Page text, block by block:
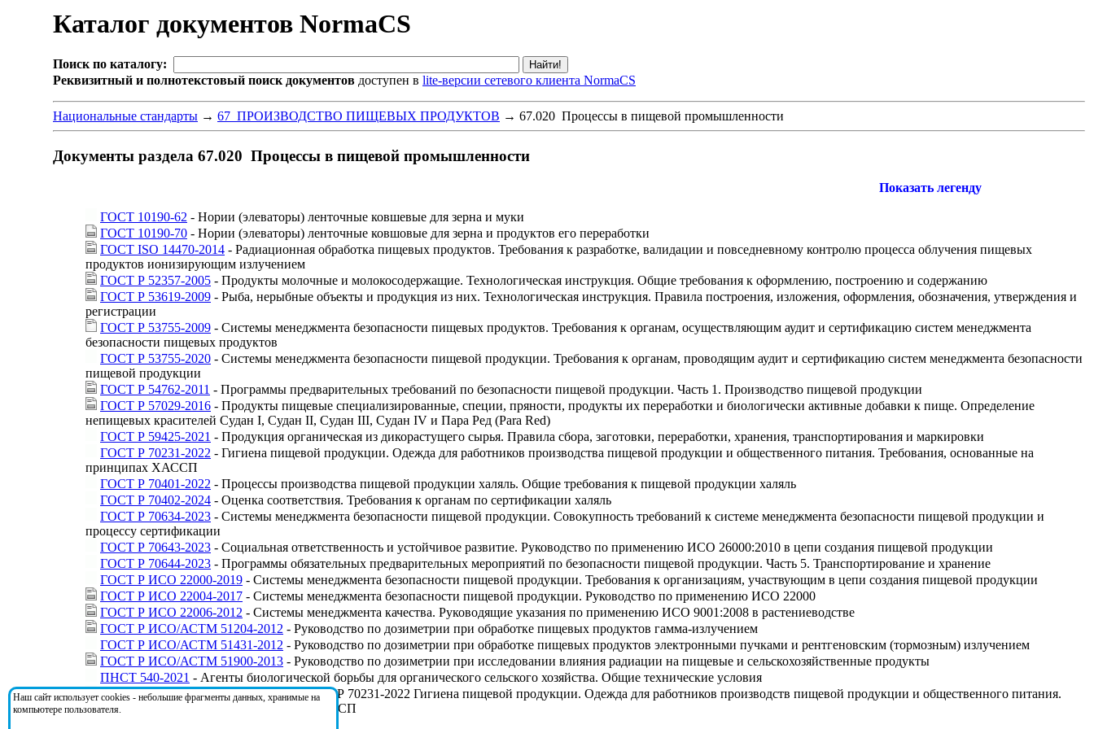
Каталог документов NormaCS
Поиск по каталогу:
Реквизитный и полнотекстовый поиск документов доступен в lite-версии сетевого клиента NormaCS
Национальные стандарты → 67 ПРОИЗВОДСТВО ПИЩЕВЫХ ПРОДУКТОВ → 67.020 Процессы в пищевой промышленности
Документы раздела 67.020 Процессы в пищевой промышленности
Показать легенду
ГОСТ 10190-62 - Нории (элеваторы) ленточные ковшевые для зерна и муки
ГОСТ 10190-70 - Нории (элеваторы) ленточные ковшовые для зерна и продуктов его переработки
ГОСТ ISO 14470-2014 - Радиационная обработка пищевых продуктов. Требования к разработке, валидации и повседневному контролю процесса облучения пищевых
продуктов ионизирующим излучением
ГОСТ Р 52357-2005 - Продукты молочные и молокосодержащие. Технологическая инструкция. Общие требования к оформлению, построению и содержанию
ГОСТ Р 53619-2009 - Рыба, нерыбные объекты и продукция из них. Технологическая инструкция. Правила построения, изложения, оформления, обозначения, утверждения и
регистрации
ГОСТ Р 53755-2009 - Системы менеджмента безопасности пищевых продуктов. Требования к органам, осуществляющим аудит и сертификацию систем менеджмента
безопасности пищевых продуктов
ГОСТ Р 53755-2020 - Системы менеджмента безопасности пищевой продукции. Требования к органам, проводящим аудит и сертификацию систем менеджмента безопасности
пищевой продукции
ГОСТ Р 54762-2011 - Программы предварительных требований по безопасности пищевой продукции. Часть 1. Производство пищевой продукции
ГОСТ Р 57029-2016 - Продукты пищевые специализированные, специи, пряности, продукты их переработки и биологически активные добавки к пище. Определение
непищевых красителей Судан I, Судан II, Судан III, Судан IV и Пара Ред (Para Red)
ГОСТ Р 59425-2021 - Продукция органическая из дикорастущего сырья. Правила сбора, заготовки, переработки, хранения, транспортирования и маркировки
ГОСТ Р 70231-2022 - Гигиена пищевой продукции. Одежда для работников производства пищевой продукции и общественного питания. Требования, основанные на
принципах ХАССП
ГОСТ Р 70401-2022 - Процессы производства пищевой продукции халяль. Общие требования к пищевой продукции халяль
ГОСТ Р 70402-2024 - Оценка соответствия. Требования к органам по сертификации халяль
ГОСТ Р 70634-2023 - Системы менеджмента безопасности пищевой продукции. Совокупность требований к системе менеджмента безопасности пищевой продукции и
процессу сертификации
ГОСТ Р 70643-2023 - Социальная ответственность и устойчивое развитие. Руководство по применению ИСО 26000:2010 в цепи создания пищевой продукции
ГОСТ Р 70644-2023 - Программы обязательных предварительных мероприятий по безопасности пищевой продукции. Часть 5. Транспортирование и хранение
ГОСТ Р ИСО 22000-2019 - Системы менеджмента безопасности пищевой продукции. Требования к организациям, участвующим в цепи создания пищевой продукции
ГОСТ Р ИСО 22004-2017 - Системы менеджмента безопасности пищевой продукции. Руководство по применению ИСО 22000
ГОСТ Р ИСО 22006-2012 - Системы менеджмента качества. Руководящие указания по применению ИСО 9001:2008 в растениеводстве
ГОСТ Р ИСО/АСТМ 51204-2012 - Руководство по дозиметрии при обработке пищевых продуктов гамма-излучением
ГОСТ Р ИСО/АСТМ 51431-2012 - Руководство по дозиметрии при обработке пищевых продуктов электронными пучками и рентгеновским (тормозным) излучением
ГОСТ Р ИСО/АСТМ 51900-2013 - Руководство по дозиметрии при исследовании влияния радиации на пищевые и сельскохозяйственные продукты
ПНСТ 540-2021 - Агенты биологической борьбы для органического сельского хозяйства. Общие технические условия
Проект ГОСТ Р- Изменение № 1 к ГОСТ Р 70231-2022 Гигиена пищевой продукции. Одежда для работников производств пищевой продукции и общественного питания.
Требования, основанные на принципах ХАССП
Наш сайт использует cookies - небольшие фрагменты данных, хранимые на
компьютере пользователя.